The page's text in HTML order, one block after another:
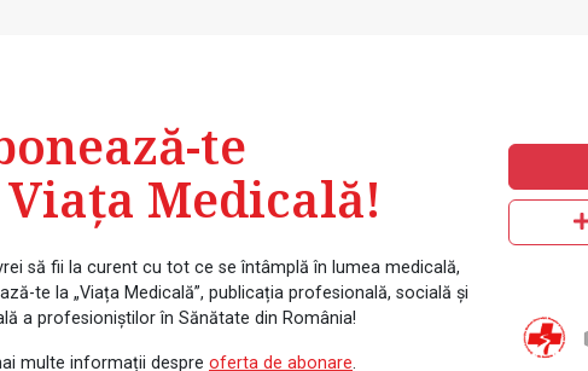
te
Medicală!
să fii la curent cu tot ce se întâmplă în lumea medicală,
te la „Viața Medicală”, publicația profesională, socială și
a profesioniștilor în Sănătate din România!
multe informații despre oferta de abonare.